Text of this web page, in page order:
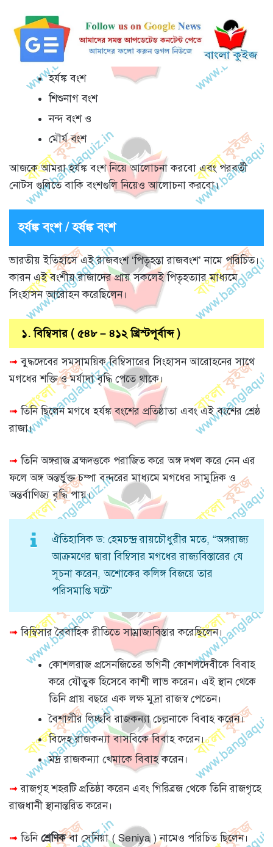
হর্যঙ্ক বংশ
শিশুনাগ বংশ
নন্দ বংশ ও
মৌর্য বংশ
আজকে আমরা হর্যঙ্ক বংশ নিয়ে আলোচনা করবো এবং পরবর্তী
নোটস গুলিতে বাকি বংশগুলি নিয়েও আলোচনা করবো।
হর্যঙ্ক বংশ / হর্ষঙ্ক বংশ
ভারতীয় ইতিহাসে এই রাজবংশ ‘পিতৃহন্তা রাজবংশ’ নামে পরিচিত।
কারন এই বংশীয় রাজাদের প্রায় সকলেই পিতৃহত্যার মাধ্যমে
সিংহাসন আরোহন করেছিলেন।
১. বিম্বিসার ( ৫৪৮ – ৪১২ খ্রিস্টপূর্বাব্দ )
➟বুদ্ধদেবের সমসাময়িক বিম্বিসারের সিংহাসন আরোহনের সাথে
মগধের শক্তি ও মর্যাদা বৃদ্ধি পেতে থাকে।
➟তিনি ছিলেন মগধে হর্যঙ্ক বংশের প্রতিষ্ঠাতা এবং এই বংশের শ্রেষ্ঠ
রাজা।
➟তিনি অঙ্গরাজ ব্রহ্মদত্তকে পরাজিত করে অঙ্গ দখল করে নেন এর
ফলে অঙ্গ অন্তর্ভুক্ত চম্পা বন্দরের মাধ্যমে মগধের সামুদ্রিক ও
অন্তর্বাণিজ্য বৃদ্ধি পায়।
ঐতিহাসিক ড: হেমচন্দ্র রায়চৌধুরীর মতে, “অঙ্গরাজ্য
আক্রমণের দ্বারা বিম্বিসার মগধের রাজ্যবিস্তারের যে
সূচনা করেন, অশোকের কলিঙ্গ বিজয়ে তার
পরিসমাপ্তি ঘটে”
➟বিম্বিসার বৈবাহিক রীতিতে সাম্রাজ্যবিস্তার করেছিলেন।
কোশলরাজ প্রসেনজিতের ভগিনী কোশলদেবীকে বিবাহ
করে যৌতুক হিসেবে কাশী লাভ করেন। এই স্থান থেকে
তিনি প্রায় বছরে এক লক্ষ মুদ্রা রাজস্ব পেতেন।
বৈশালীর লিচ্ছবি রাজকন্যা চেল্লনাকে বিবাহ করেন।
বিদেহ রাজকন্যা বাসবিকে বিবাহ করেন।
মদ্র রাজকন্যা খেমাকে বিবাহ করেন।
➟রাজগৃহ শহরটি প্রতিষ্ঠা করেন এবং গিরিব্রজ থেকে তিনি রাজগৃহে
রাজধানী স্থানান্তরিত করেন।
➟তিনিশ্রেণিকবা সেনিয়া ( Seniya ) নামেও পরিচিত ছিলেন।